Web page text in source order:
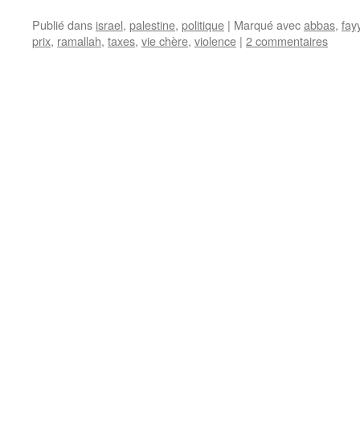
Publié dans israel, palestine, politique | Marqué avecabbas,
prix, ramallah, taxes, vie chère, violence | 2 commentaires